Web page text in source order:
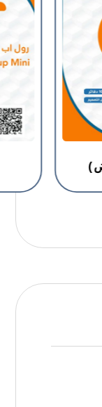
)